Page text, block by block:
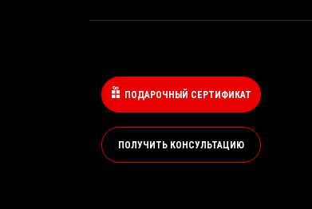
ПОДАРОЧНЫЙ СЕРТИФИКАТ
ПОЛУЧИТЬ КОНСУЛЬТАЦИЮ